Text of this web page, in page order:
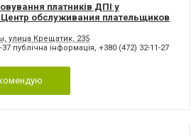
платників ДПІ у
обслуживания плательщиков
улица Крещатик, 235
37 публічна інформація, +380 (472) 32-11-27